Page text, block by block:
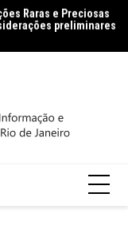
preliminares
da Ciência da
com vistas à